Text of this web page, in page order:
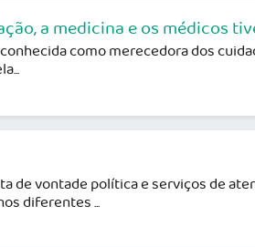
a medicina e os médicos
como merecedora dos
de vontade política e serviços de
diferentes ...